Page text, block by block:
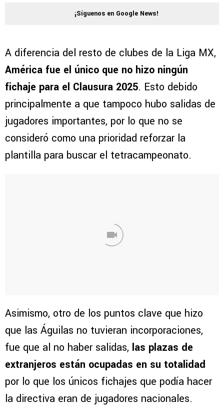
¡Síguenos en Google News!
A diferencia del resto de clubes de la Liga MX,
América fue el único que no hizo ningún
fichaje para el Clausura 2025. Esto debido
principalmente a que tampoco hubo salidas de
jugadores importantes, por lo que no se
consideró como una prioridad reforzar la
plantilla para buscar el tetracampeonato.
Asimismo, otro de los puntos clave que hizo
que las Águilas no tuvieran incorporaciones,
fue que al no haber salidas, las plazas de
extranjeros están ocupadas en su totalidad
por lo que los únicos fichajes que podía hacer
la directiva eran de jugadores nacionales.